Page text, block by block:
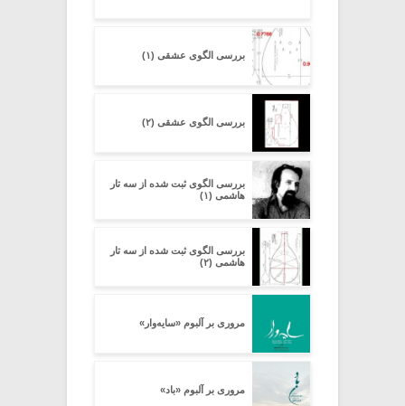
بررسی الگوی عشقی (۱)
بررسی الگوی عشقی (۲)
بررسی الگوی ثبت شده از سه تار
هاشمی (۱)
بررسی الگوی ثبت شده از سه تار
هاشمی (۲)
مروری بر آلبوم «سایه‌وار»
مروری بر آلبوم «باد»